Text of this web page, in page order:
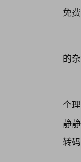
免
的
个
静
转